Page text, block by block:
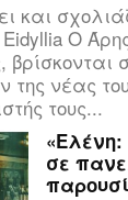
και
Ο
βρίσκονται
της νέας
τους...
«Ελένη:
σε